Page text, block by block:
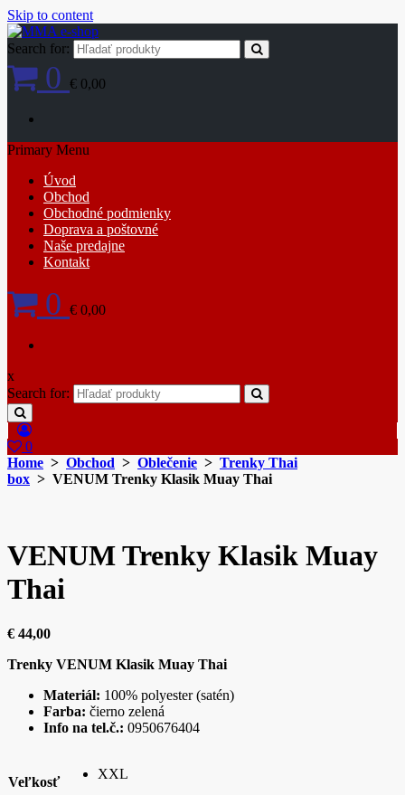
Skip to content
Search for:
0 € 0,00
Primary Menu
Úvod
Obchod
Obchodné podmienky
Doprava a poštovné
Naše predajne
Kontakt
0 € 0,00
x
Search for:
0
Home > Obchod > Oblečenie > Trenky Thai
box > VENUM Trenky Klasik Muay Thai
VENUM Trenky Klasik Muay
Thai
€ 44,00
Trenky VENUM Klasik Muay Thai
Materiál: 100% polyester (satén)
Farba: čierno zelená
Info na tel.č.: 0950676404
Veľkosť
XXL